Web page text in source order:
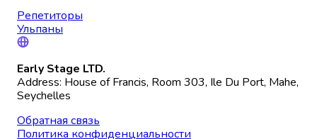
Репетиторы
Ульпаны
Early Stage LTD.
Address: House of Francis, Room 303, Ile Du Port, Mahe,
Seychelles
Обратная связь
Политика конфиденциальности